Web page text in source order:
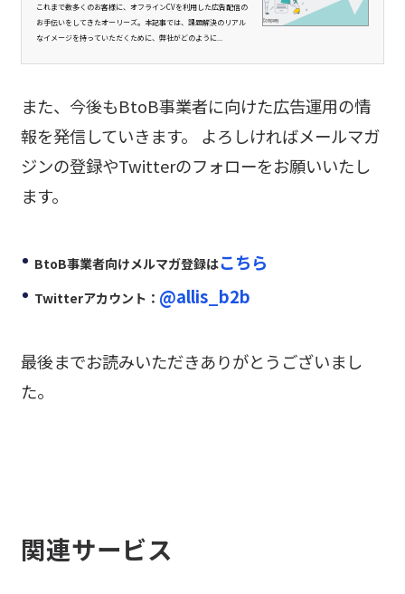
これまで数多くのお客様に、オフラインCVを利用した広告配信の
お手伝いをしてきたオーリーズ。本記事では、課題解決のリアル
なイメージを持っていただくために、弊社がどのように...
また、今後もBtoB事業者に向けた広告運用の情
報を発信していきます。 よろしければメールマガ
ジンの登録やTwitterのフォローをお願いいたし
ます。
BtoB事業者向けメルマガ登録はこちら
Twitterアカウント： @allis_b2b
最後までお読みいただきありがとうございまし
た。
関連サービス